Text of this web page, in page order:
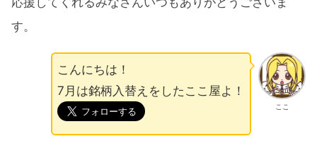
す。
ここ
こんにちは！
7月は銘柄入替えをしたここ屋よ！